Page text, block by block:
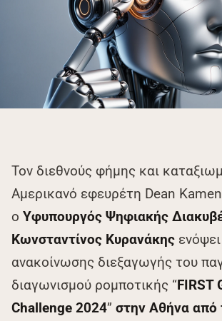
Τον διεθνούς φήμης και
Αμερικανό εφευρέτη Dean
ο Υφυπουργός Ψηφιακής
Κωνσταντίνος Κυρανάκης
ανακοίνωσης διεξαγωγής του
διαγωνισμού ρομποτικής “FIRST
Challenge 2024” στην Αθήνα από